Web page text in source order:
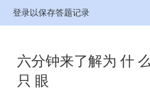
登录以保存答题记录
六分钟来了解为 什
只 眼